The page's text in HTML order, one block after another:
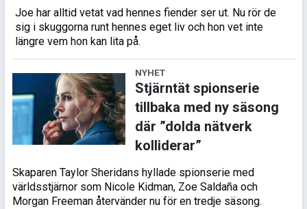
Joe har alltid vetat vad hennes fiender ser ut. Nu rör de
sig i skuggorna runt hennes eget liv och hon vet inte
längre vem hon kan lita på.
NYHET
Stjärntät spionserie
tillbaka med ny säsong
där ”dolda nätverk
kolliderar”
Skaparen Taylor Sheridans hyllade spionserie med
världsstjärnor som Nicole Kidman, Zoe Saldaña och
Morgan Freeman återvänder nu för en tredje säsong.